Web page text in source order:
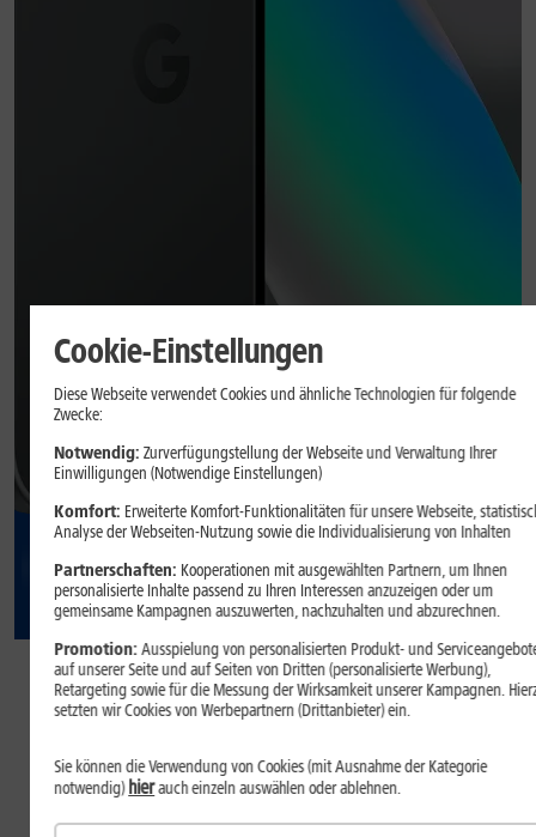
29,
99
€/Monat
Inkl.1&1 All-Net-Flat S
Cookie-Einstellungen
Diese Webseite verwendet Cookies und ähnliche Technologien für folgende
Zwecke:
Notwendig: Zurverfügungstellung der Webseite und Verwaltung Ihrer
Einwilligungen (Notwendige Einstellungen)
Komfort: Erweiterte Komfort-Funktionalitäten für unsere Webseite,
Analyse der Webseiten-Nutzung sowie die Individualisierung von Inhalten
Partnerschaften: Kooperationen mit ausgewählten Partnern, um Ihnen
personalisierte Inhalte passend zu Ihren Interessen anzuzeigen oder um
gemeinsame Kampagnen auszuwerten, nachzuhalten und abzurechnen.
Promotion:Ausspielung von personalisierten Produkt- und
auf unserer Seite und auf Seiten von Dritten (personalisierte Werbung),
Retargeting sowie für die Messung der Wirksamkeit unserer Kampagnen.
setzten wir Cookies von Werbepartnern (Drittanbieter) ein.
Sie können die Verwendung von Cookies (mit Ausnahme der Kategorie
notwendig) hierauch einzeln auswählen oder ablehnen.